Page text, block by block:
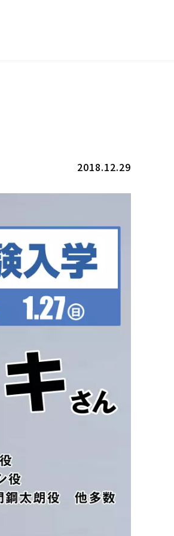
企業連携
採用をご検討の企業の皆
様
2018.12.29